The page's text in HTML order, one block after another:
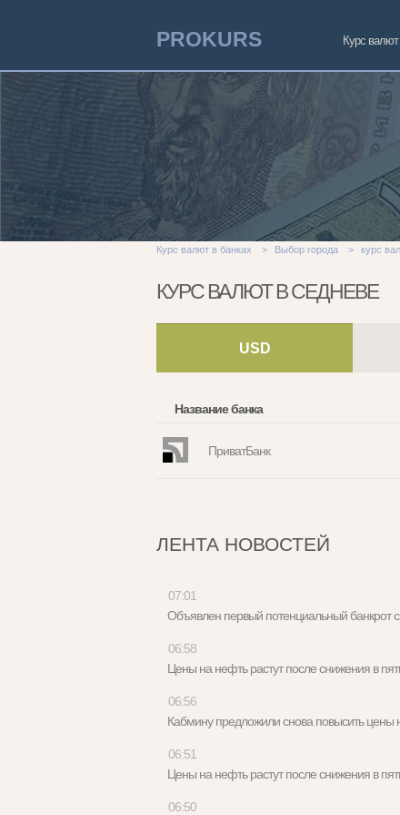
PROKURS Курс валют
Курс валют в банках > Выбор города > курс
КУРС ВАЛЮТ В СЕДНЕВЕ
USD
Название банка
ПриватБанк
ЛЕНТА НОВОСТЕЙ
07:01
Объявлен первый потенциальный банкрот
06:58
Цены на нефть растут после снижения в
06:56
Кабмину предложили снова повысить цены
06:51
Цены на нефть растут после снижения в
06:50